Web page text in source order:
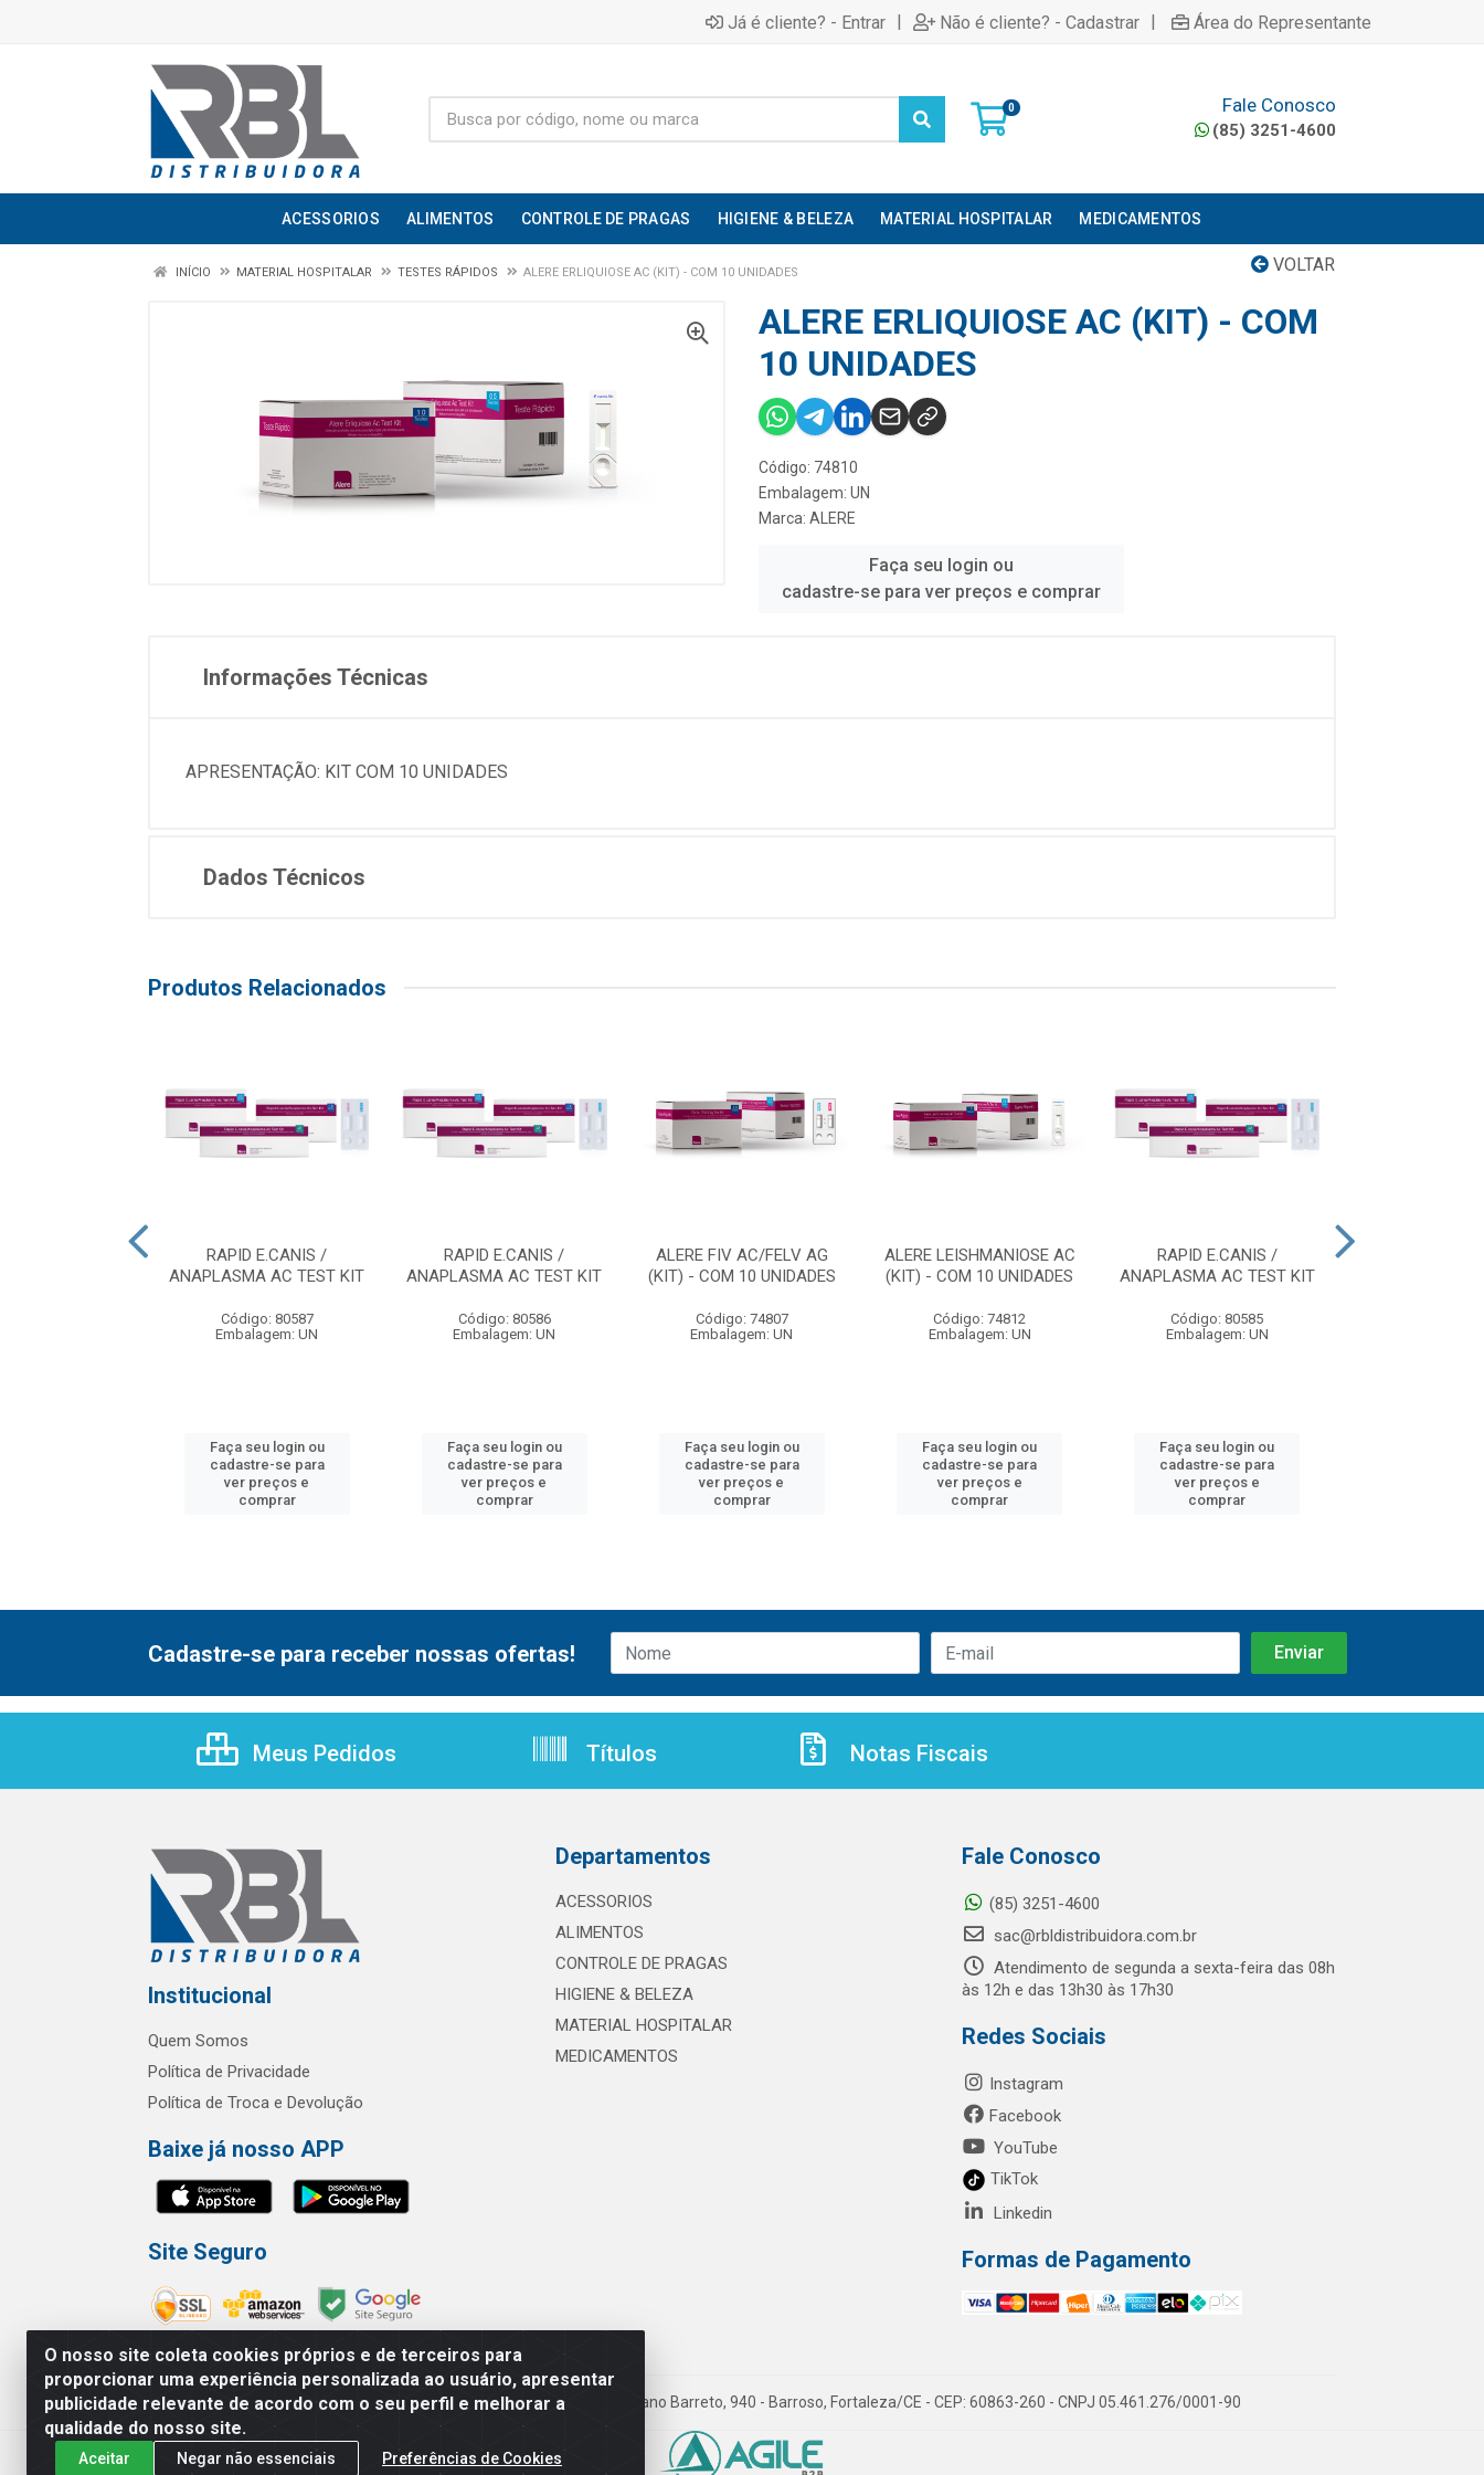
Já é cliente? - Entrar | Não é cliente? - Cadastrar | Área do Representante
0 Fale Conosco
(85) 3251-4600
ACESSORIOS ALIMENTOS CONTROLE DE PRAGAS HIGIENE & BELEZA MATERIAL HOSPITALAR MEDICAMENTOS
VOLTAR
INÍCIO MATERIAL HOSPITALAR TESTES RÁPIDOS ALERE ERLIQUIOSE AC (KIT) - COM 10 UNIDADES
ALERE ERLIQUIOSE AC (KIT) - COM
10 UNIDADES
Código: 74810
Embalagem: UN
Marca: ALERE
Faça seu login ou
cadastre-se para ver preços e comprar
Informações Técnicas
APRESENTAÇÃO: KIT COM 10 UNIDADES
Dados Técnicos
Produtos Relacionados
RAPID E.CANIS /
ANAPLASMA AC TEST KIT
Código: 80587
Embalagem: UN
Faça seu login ou
cadastre-se para
ver preços e
comprar
RAPID E.CANIS /
ANAPLASMA AC TEST KIT
Código: 80586
Embalagem: UN
Faça seu login ou
cadastre-se para
ver preços e
comprar
ALERE FIV AC/FELV AG
(KIT) - COM 10 UNIDADES
Código: 74807
Embalagem: UN
Faça seu login ou
cadastre-se para
ver preços e
comprar
ALERE LEISHMANIOSE AC
(KIT) - COM 10 UNIDADES
Código: 74812
Embalagem: UN
Faça seu login ou
cadastre-se para
ver preços e
comprar
RAPID E.CANIS /
ANAPLASMA AC TEST KIT
Código: 80585
Embalagem: UN
Faça seu login ou
cadastre-se para
ver preços e
comprar
O nosso site coleta cookies próprios e de terceiros para
proporcionar uma experiência personalizada ao usuário, apresentar
publicidade relevante de acordo com o seu perfil e melhorar a
qualidade do nosso site.
Aceitar Negar não essenciais Preferências de Cookies
Cadastre-se para receber nossas ofertas!
Meus Pedidos Títulos Notas Fiscais
Institucional
Quem Somos
Política de Privacidade
Política de Troca e Devolução
Baixe já nosso APP
Site Seguro
Departamentos
ACESSORIOS
ALIMENTOS
CONTROLE DE PRAGAS
HIGIENE & BELEZA
MATERIAL HOSPITALAR
MEDICAMENTOS
Fale Conosco
(85) 3251-4600
sac@rbldistribuidora.com.br
Atendimento de segunda a sexta-feira das 08h
às 12h e das 13h30 às 17h30
Redes Sociais
Instagram
Facebook
YouTube
TikTok
Linkedin
Formas de Pagamento
RBL Distribuidora Distribuidora Gomes LTDA - Rua Maximiano Barreto, 940 - Barroso, Fortaleza/CE - CEP: 60863-260 - CNPJ 05.461.276/0001-90